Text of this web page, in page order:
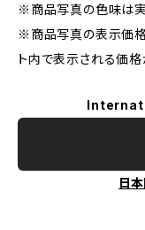
※商品写真の色味は実
※商品写真の表示価格
ト内で表示される価
日